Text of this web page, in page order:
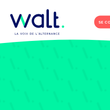
SE